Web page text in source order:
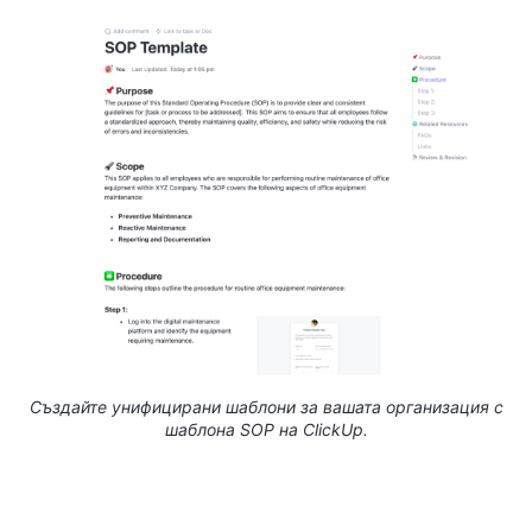
Създайте унифицирани шаблони за вашата организация с
шаблона SOP на ClickUp.